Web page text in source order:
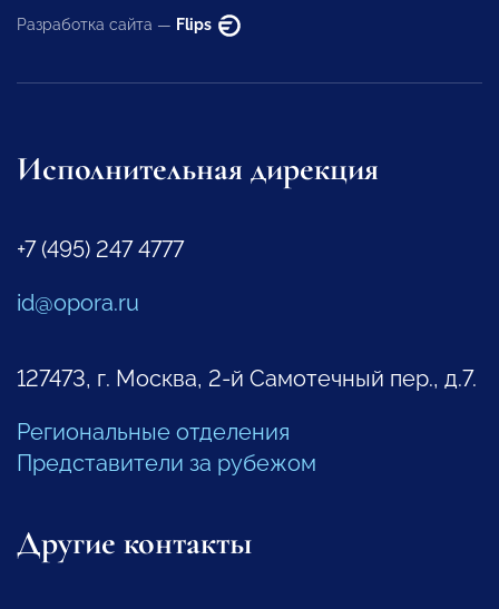
Разработка сайта — Flips
Исполнительная дирекция
+7 (495) 247 4777
id@opora.ru
127473, г. Москва, 2-й Самотечный пер., д.7.
Региональные отделения
Представители за рубежом
Другие контакты